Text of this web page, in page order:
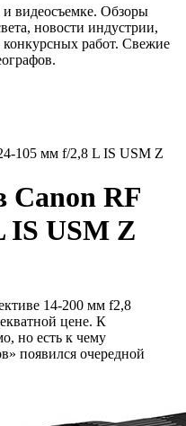
видеосъемке. Обзоры
новости индустрии,
работ. Свежие
105 мм f/2,8 L IS USM Z
Canon RF
IS USM Z
14-200 мм f2,8
цене. К
но есть к чему
появился очередной